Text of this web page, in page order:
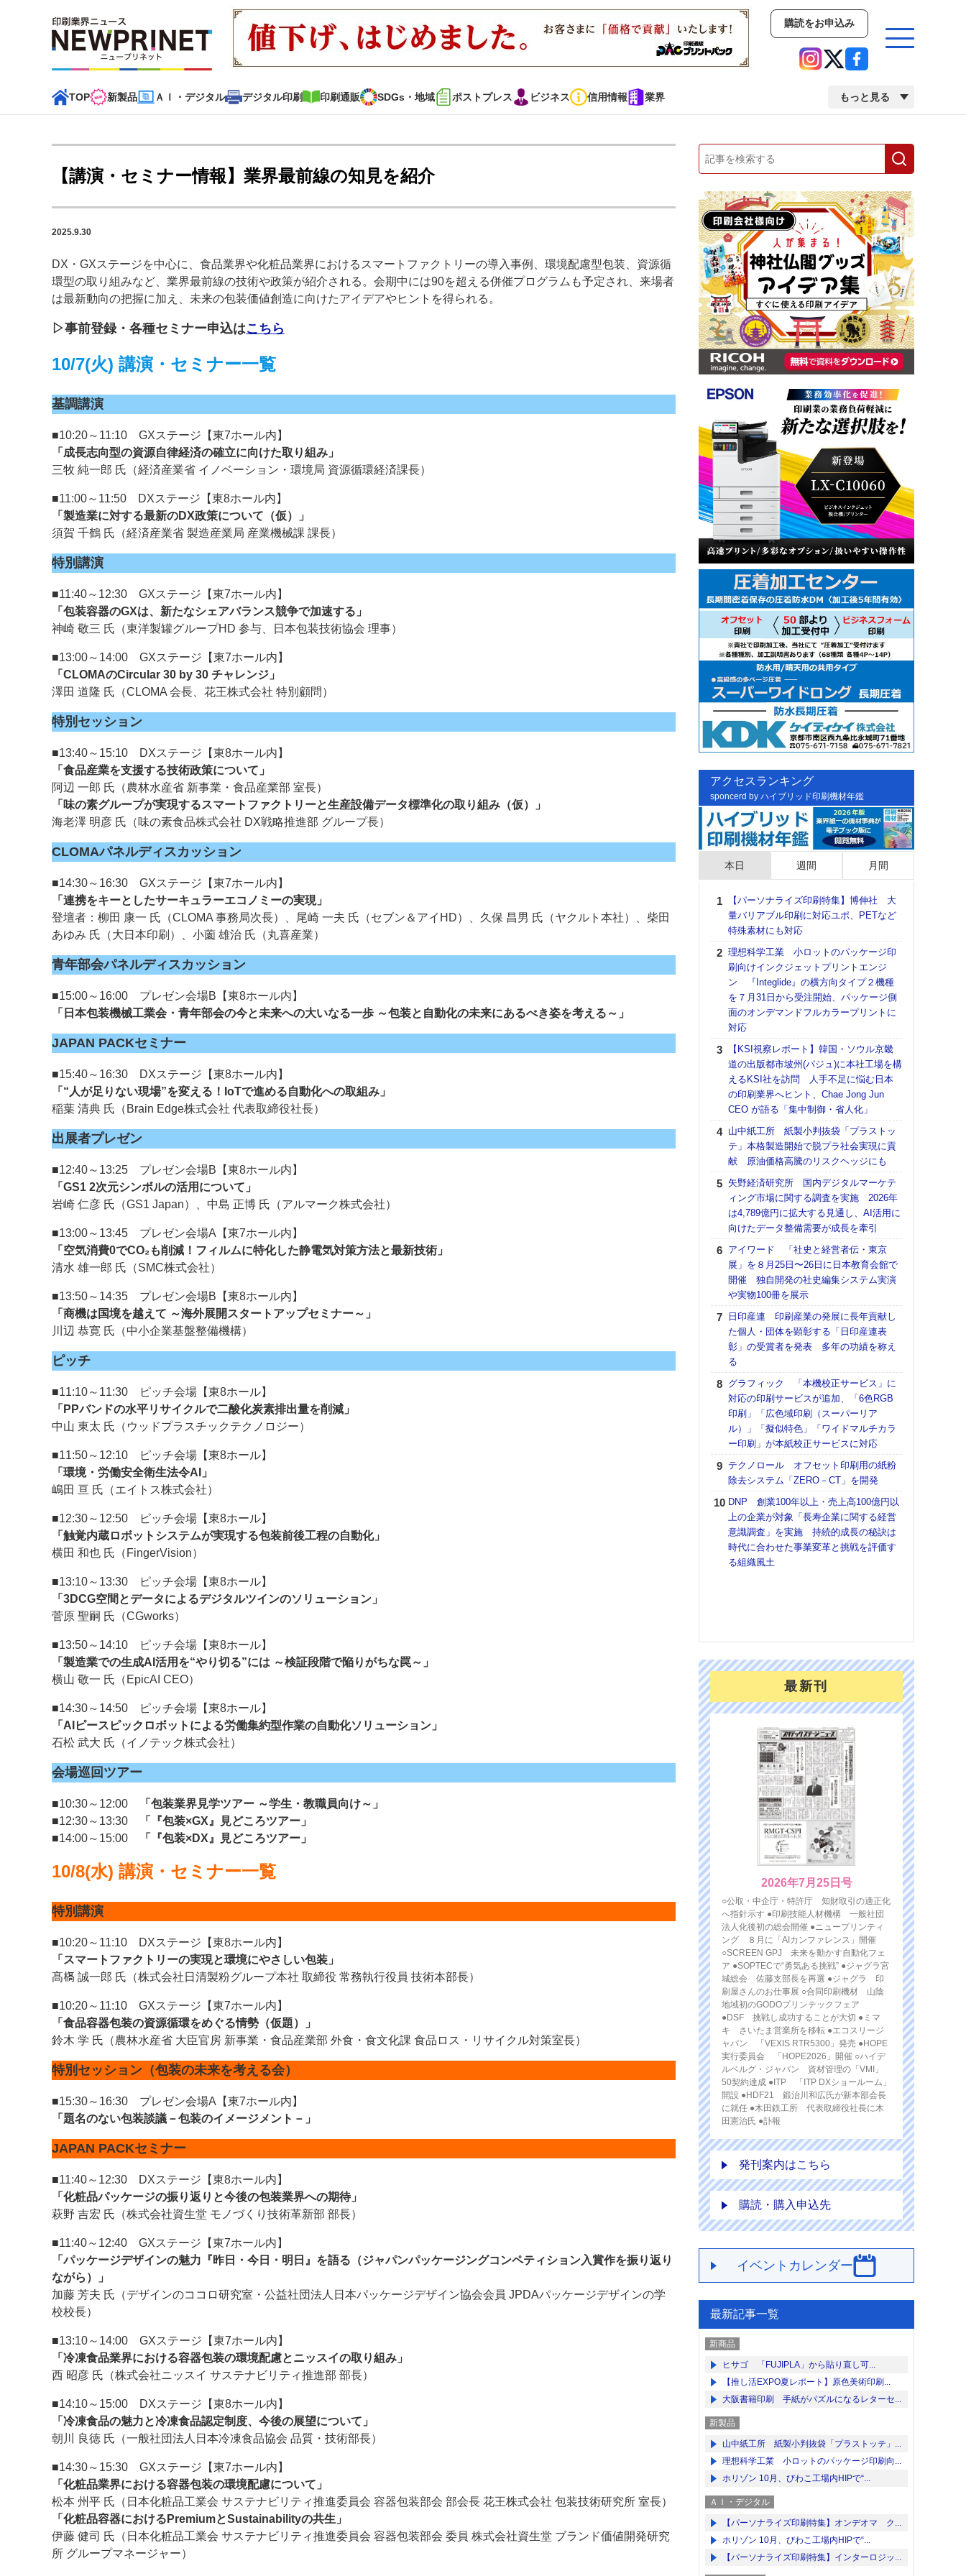
購読をお申込み
TOP 新製品 ＡＩ・デジタル デジタル印刷 印刷通販 SDGs・地域 ポストプレス ビジネス 信用情報 業界 もっと見る
イベント
人事・移転・異動・訃報
インデックス
TOP 新着記事 特集記事 動画コンテンツ インタビュー コレクション
新商品 市場・統計 人事・移転・異動・訃報
特集記事カテゴリー一覧
2022 見える化・MIS特集 特集・デジタル印刷 アイデアで勝負！ ～多様なビジネス・多彩な商材～ JAPAN PACK 2023 特集 中古印刷機・製本機特集
2022 検査・校正特集
発刊案内 JFPI印刷用語集
運営
会社案内 購読・購入申し込み サイトポリシー
【講演・セミナー情報】業界最前線の知見を紹介
2025.9.30
DX・GXステージを中心に、食品業界や化粧品業界におけるスマートファクトリーの導入事例、環境配慮型包装、資源循
環型の取り組みなど、業界最前線の技術や政策が紹介される。会期中には90を超える併催プログラムも予定され、来場者
は最新動向の把握に加え、未来の包装価値創造に向けたアイデアやヒントを得られる。
▷事前登録・各種セミナー申込はこちら
10/7(火) 講演・セミナー一覧
基調講演
■10:20～11:10 GXステージ【東7ホール内】
「成長志向型の資源自律経済の確立に向けた取り組み」
三牧 純一郎 氏（経済産業省 イノベーション・環境局 資源循環経済課長）
■11:00～11:50 DXステージ【東8ホール内】
「製造業に対する最新のDX政策について（仮）」
須賀 千鶴 氏（経済産業省 製造産業局 産業機械課 課長）
特別講演
■11:40～12:30 GXステージ【東7ホール内】
「包装容器のGXは、新たなシェアバランス競争で加速する」
神崎 敬三 氏（東洋製罐グループHD 参与、日本包装技術協会 理事）
■13:00～14:00 GXステージ【東7ホール内】
「CLOMAのCircular 30 by 30 チャレンジ」
澤田 道隆 氏（CLOMA 会長、花王株式会社 特別顧問）
特別セッション
■13:40～15:10 DXステージ【東8ホール内】
「食品産業を支援する技術政策について」
阿辺 一郎 氏（農林水産省 新事業・食品産業部 室長）
「味の素グループが実現するスマートファクトリーと生産設備データ標準化の取り組み（仮）」
海老澤 明彦 氏（味の素食品株式会社 DX戦略推進部 グループ長）
CLOMAパネルディスカッション
■14:30～16:30 GXステージ【東7ホール内】
「連携をキーとしたサーキュラーエコノミーの実現」
登壇者：柳田 康一 氏（CLOMA 事務局次長）、尾崎 一夫 氏（セブン＆アイHD）、久保 昌男 氏（ヤクルト本社）、柴田
あゆみ 氏（大日本印刷）、小薗 雄治 氏（丸喜産業）
青年部会パネルディスカッション
■15:00～16:00 プレゼン会場B【東8ホール内】
「日本包装機械工業会・青年部会の今と未来への大いなる一歩 ～包装と自動化の未来にあるべき姿を考える～」
JAPAN PACKセミナー
■15:40～16:30 DXステージ【東8ホール内】
「“人が足りない現場”を変える！IoTで進める自動化への取組み」
稲葉 清典 氏（Brain Edge株式会社 代表取締役社長）
出展者プレゼン
■12:40～13:25 プレゼン会場B【東8ホール内】
「GS1 2次元シンボルの活用について」
岩崎 仁彦 氏（GS1 Japan）、中島 正博 氏（アルマーク株式会社）
■13:00～13:45 プレゼン会場A【東7ホール内】
「空気消費0でCO₂も削減！フィルムに特化した静電気対策方法と最新技術」
清水 雄一郎 氏（SMC株式会社）
■13:50～14:35 プレゼン会場B【東8ホール内】
「商機は国境を越えて ～海外展開スタートアップセミナー～」
川辺 恭寛 氏（中小企業基盤整備機構）
ピッチ
■11:10～11:30 ピッチ会場【東8ホール】
「PPバンドの水平リサイクルで二酸化炭素排出量を削減」
中山 東太 氏（ウッドプラスチックテクノロジー）
■11:50～12:10 ピッチ会場【東8ホール】
「環境・労働安全衛生法令AI」
嶋田 亘 氏（エイトス株式会社）
■12:30～12:50 ピッチ会場【東8ホール】
「触覚内蔵ロボットシステムが実現する包装前後工程の自動化」
横田 和也 氏（FingerVision）
■13:10～13:30 ピッチ会場【東8ホール】
「3DCG空間とデータによるデジタルツインのソリューション」
菅原 聖嗣 氏（CGworks）
■13:50～14:10 ピッチ会場【東8ホール】
「製造業での生成AI活用を“やり切る”には ～検証段階で陥りがちな罠～」
横山 敬一 氏（EpicAI CEO）
■14:30～14:50 ピッチ会場【東8ホール】
「AIピースピックロボットによる労働集約型作業の自動化ソリューション」
石松 武大 氏（イノテック株式会社）
会場巡回ツアー
■10:30～12:00
「包装業界見学ツアー ～学生・教職員向け～」
■12:30～13:30
「『包装×GX』見どころツアー」
■14:00～15:00 「『包装×DX』見どころツアー」
10/8(水) 講演・セミナー一覧
特別講演
■10:20～11:10 DXステージ【東8ホール内】
「スマートファクトリーの実現と環境にやさしい包装」
髙𣘺 誠一郎 氏（株式会社日清製粉グループ本社 取締役 常務執行役員 技術本部長）
■10:20～11:10 GXステージ【東7ホール内】
「食品容器包装の資源循環をめぐる情勢（仮題）」
鈴木 学 氏（農林水産省 大臣官房 新事業・食品産業部 外食・食文化課 食品ロス・リサイクル対策室長）
特別セッション（包装の未来を考える会）
■15:30～16:30 プレゼン会場A【東7ホール内】
「題名のない包装談議－包装のイメージメント－」
JAPAN PACKセミナー
■11:40～12:30 DXステージ【東8ホール内】
「化粧品パッケージの振り返りと今後の包装業界への期待」
萩野 吉宏 氏（株式会社資生堂 モノづくり技術革新部 部長）
■11:40～12:40 GXステージ【東7ホール内】
「パッケージデザインの魅力『昨日・今日・明日』を語る（ジャパンパッケージングコンペティション入賞作を振り返り
ながら）」
加藤 芳夫 氏（デザインのココロ研究室・公益社団法人日本パッケージデザイン協会会員 JPDAパッケージデザインの学
校校長）
■13:10～14:00 GXステージ【東7ホール内】
「冷凍食品業界における容器包装の環境配慮とニッスイの取り組み」
西 昭彦 氏（株式会社ニッスイ サステナビリティ推進部 部長）
■14:10～15:00 DXステージ【東8ホール内】
「冷凍食品の魅力と冷凍食品認定制度、今後の展望について」
朝川 良徳 氏（一般社団法人日本冷凍食品協会 品質・技術部長）
■14:30～15:30 GXステージ【東7ホール内】
「化粧品業界における容器包装の環境配慮について」
松本 州平 氏（日本化粧品工業会 サステナビリティ推進委員会 容器包装部会 部会長 花王株式会社 包装技術研究所 室長）
「化粧品容器におけるPremiumとSustainabilityの共生」
伊藤 健司 氏（日本化粧品工業会 サステナビリティ推進委員会 容器包装部会 委員 株式会社資生堂 ブランド価値開発研究
所 グループマネージャー）
アクセスランキング
sponcerd by ハイブリッド印刷機材年鑑
本日 週間 月間
【パーソナライズ印刷特集】博伸社 大
量バリアブル印刷に対応ユポ、PETなど
特殊素材にも対応
理想科学工業 小ロットのパッケージ印
刷向けインクジェットプリントエンジ
ン 『Integlide』の横方向タイプ２機種
を７月31日から受注開始、パッケージ側
面のオンデマンドフルカラープリントに
対応
【KSI視察レポート】韓国・ソウル京畿
道の出版都市坡州(パジュ)に本社工場を構
えるKSI社を訪問 人手不足に悩む日本
の印刷業界へヒント、Chae Jong Jun
CEO が語る「集中制御・省人化」
山中紙工所 紙製小判抜袋「プラストッ
テ」本格製造開始で脱プラ社会実現に貢
献 原油価格高騰のリスクヘッジにも
矢野経済研究所 国内デジタルマーケテ
ィング市場に関する調査を実施 2026年
は4,789億円に拡大する見通し、AI活用に
向けたデータ整備需要が成長を牽引
アイワード 「社史と経営者伝・東京
展」を８月25日〜26日に日本教育会館で
開催 独自開発の社史編集システム実演
や実物100冊を展示
日印産連 印刷産業の発展に長年貢献し
た個人・団体を顕彰する「日印産連表
彰」の受賞者を発表 多年の功績を称え
る
グラフィック 「本機校正サービス」に
対応の印刷サービスが追加、「6色RGB
印刷」「広色域印刷（スーパーリア
ル）」「擬似特色」「ワイドマルチカラ
ー印刷」が本紙校正サービスに対応
テクノロール オフセット印刷用の紙粉
除去システム「ZERO－CT」を開発
DNP 創業100年以上・売上高100億円以
上の企業が対象「長寿企業に関する経営
意識調査」を実施 持続的成長の秘訣は
時代に合わせた事業変革と挑戦を評価す
る組織風土
最新刊
2026年7月25日号
○公取・中企庁・特許庁 知財取引の適正化
へ指針示す ●印刷技能人材機構 一般社団
法人化後初の総会開催 ●ニュープリンティ
ング ８月に「AIカンファレンス」開催
○SCREEN GPJ 未来を動かす自動化フェ
ア ●SOPTECで“勇気ある挑戦” ●ジャグラ宮
城総会 佐藤支部長を再選 ●ジャグラ 印
刷屋さんのお仕事展 ○合同印刷機材 山陰
地域初のGODOプリンテックフェア
●DSF 挑戦し成功することが大切 ●ミマ
キ さいたま営業所を移転 ●エコスリージ
ャパン 「VEXIS RTR5300」発売 ●HOPE
実行委員会 「HOPE2026」開催 ○ハイデ
ルベルグ・ジャパン 資材管理の「VMI」
50契約達成 ●ITP 「ITP DXショールーム」
開設 ●HDF21 鍛治川和広氏が新本部会長
に就任 ●木田鉄工所 代表取締役社長に木
田憲治氏 ●訃報
発刊案内はこちら
購読・購入申込先
イベントカレンダー
最新記事一覧
新商品
ヒサゴ 「FUJIPLA」から貼り直し可...
【推し活EXPO夏レポート】原色美術印刷...
大阪書籍印刷 手紙がパズルになるレターセ...
新製品
山中紙工所 紙製小判抜袋「プラストッテ」...
理想科学工業 小ロットのパッケージ印刷向...
ホリゾン 10月、びわこ工場内HIPで“...
ＡＩ・デジタル
【パーソナライズ印刷特集】オンデオマ ク...
ホリゾン 10月、びわこ工場内HIPで“...
【パーソナライズ印刷特集】インターロジッ...